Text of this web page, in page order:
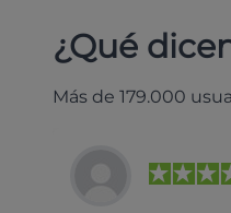
¿Qué
Más de 179.000